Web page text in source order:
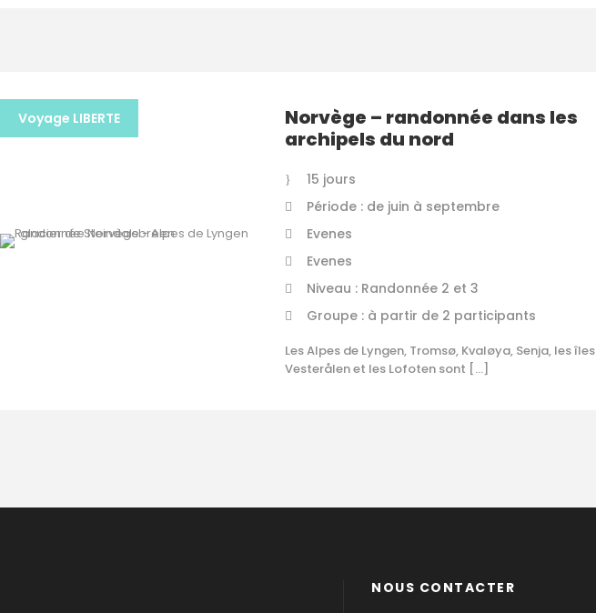
Voyage LIBERTE
Norvège – randonnée dans les
archipels du nord
15 jours
Période : de juin à septembre
Evenes
Evenes
Niveau : Randonnée 2 et 3
Groupe : à partir de 2 participants
Les Alpes de Lyngen, Tromsø, Kvaløya, Senja, les îles
Vesterålen et les Lofoten sont […]
NOUS CONTACTER